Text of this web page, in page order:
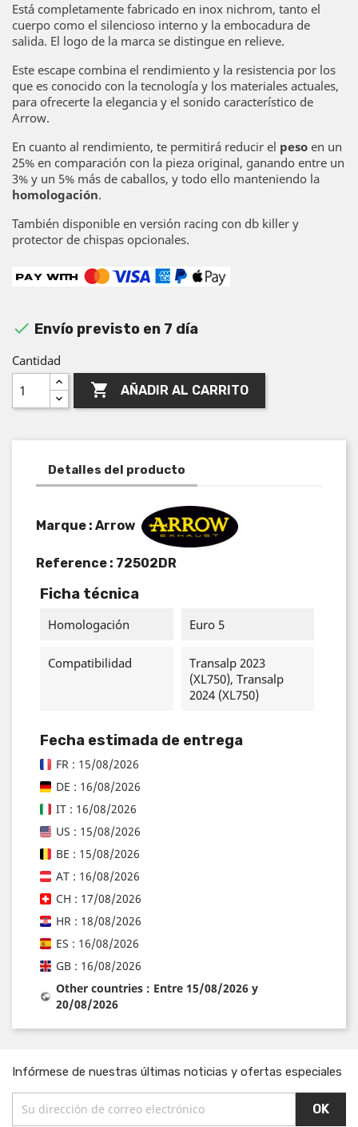
Está completamente fabricado en inox nichrom, tanto el
cuerpo como el silencioso interno y la embocadura de
salida. El logo de la marca se distingue en relieve.
Este escape combina el rendimiento y la resistencia por los
que es conocido con la tecnología y los materiales actuales,
para ofrecerte la elegancia y el sonido característico de
Arrow.
En cuanto al rendimiento, te permitirá reducir el peso en un
25% en comparación con la pieza original, ganando entre un
3% y un 5% más de caballos, y todo ello manteniendo la
homologación.
También disponible en versión racing con db killer y
protector de chispas opcionales.
 Envío previsto en 7 día
Cantidad
 AÑADIR AL CARRITO
Detalles del producto
Marque : Arrow
Reference : 72502DR
Ficha técnica
Homologación Euro 5
Compatibilidad
Transalp 2023
(XL750), Transalp
2024 (XL750)
Fecha estimada de entrega
FR : 15/08/2026
DE : 16/08/2026
IT : 16/08/2026
US : 15/08/2026
BE : 15/08/2026
AT : 16/08/2026
CH : 17/08/2026
HR : 18/08/2026
ES : 16/08/2026
GB : 16/08/2026
Other countries : Entre 15/08/2026 y
20/08/2026
Infórmese de nuestras últimas noticias y ofertas especiales